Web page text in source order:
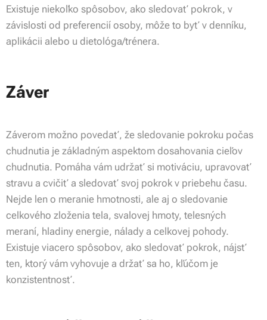
Existuje niekoľko spôsobov, ako sledovať pokrok, v
závislosti od preferencií osoby, môže to byť v denníku,
aplikácii alebo u dietológa/trénera.
Záver
Záverom možno povedať, že sledovanie pokroku počas
chudnutia je základným aspektom dosahovania cieľov
chudnutia. Pomáha vám udržať si motiváciu, upravovať
stravu a cvičiť a sledovať svoj pokrok v priebehu času.
Nejde len o meranie hmotnosti, ale aj o sledovanie
celkového zloženia tela, svalovej hmoty, telesných
meraní, hladiny energie, nálady a celkovej pohody.
Existuje viacero spôsobov, ako sledovať pokrok, nájsť
ten, ktorý vám vyhovuje a držať sa ho, kľúčom je
konzistentnosť.